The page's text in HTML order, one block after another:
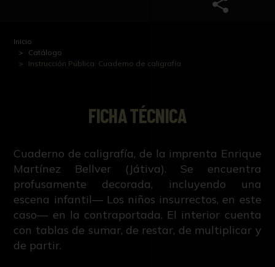
Inicio
Catálogo
Instrucción Pública: Cuaderno de caligrafía
FICHA TÉCNICA
Cuaderno de caligrafía, de la imprenta Enrique
Martínez Bellver (Játiva). Se encuentra
profusamente decorada, incluyendo una
escena infantil— Los niños insurrectos, en este
caso— en la contraportada. El interior cuenta
con tablas de sumar, de restar, de multiplicar y
de partir.